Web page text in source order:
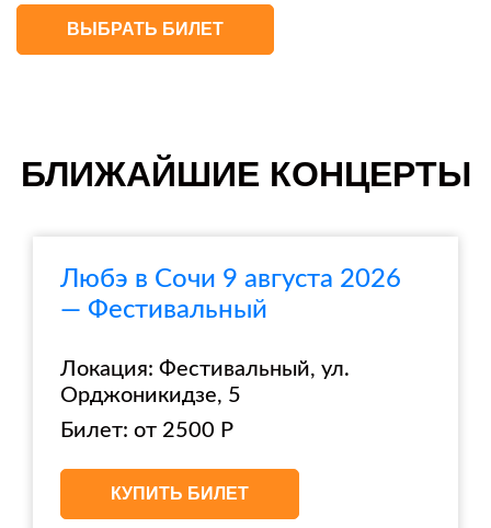
ВЫБРАТЬ БИЛЕТ
БЛИЖАЙШИЕ КОНЦЕРТЫ
Любэ в Сочи 9 августа 2026
— Фестивальный
Локация: Фестивальный, ул.
Орджоникидзе, 5
Билет: от 2500 Р
КУПИТЬ БИЛЕТ